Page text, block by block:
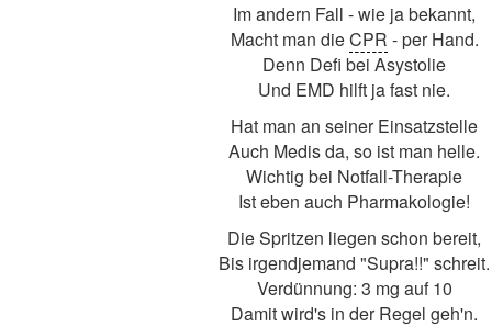
Im andern Fall - wie ja bekannt,
Macht man dieCPR - per Hand.
Denn Defi bei Asystolie
Und EMD hilft ja fast nie.
Hat man an seiner Einsatzstelle
Auch Medis da, so ist man helle.
Wichtig bei Notfall-Therapie
Ist eben auch Pharmakologie!
Die Spritzen liegen schon bereit,
Bis irgendjemand "Supra!!" schreit.
Verdünnung: 3 mg auf 10
Damit wird's in der Regel geh'n.